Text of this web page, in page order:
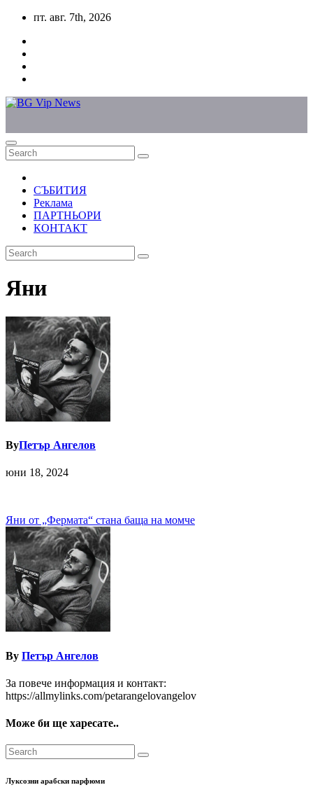
Skip
content
пт. авг. 7th, 2026
СЪБИТИЯ
Реклама
ПАРТНЬОРИ
КОНТАКТ
Яни
ByПетър Ангелов
юни 18, 2024
Навигация
Яни от „Фермата“ стана баща на момче
By Петър Ангелов
За повече информация и контакт:
https://allmylinks.com/petarangelovangelov
Може би ще харесате..
Луксозни арабски парфюми